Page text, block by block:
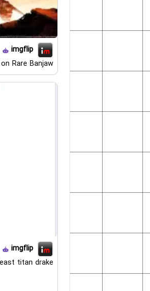
imgflip
Rare Banjaw
imgflip
titan drake